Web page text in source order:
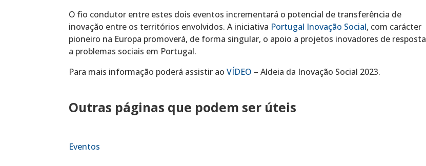
O fio condutor entre estes dois eventos incrementará o potencial de transferência de
inovação entre os territórios envolvidos. A iniciativa Portugal Inovação Social, com carácter
pioneiro na Europa promoverá, de forma singular, o apoio a projetos inovadores de resposta
a problemas sociais em Portugal.
Para mais informação poderá assistir aoVÍDEO – Aldeia da Inovação Social 2023.
Outras páginas que podem ser úteis
Eventos